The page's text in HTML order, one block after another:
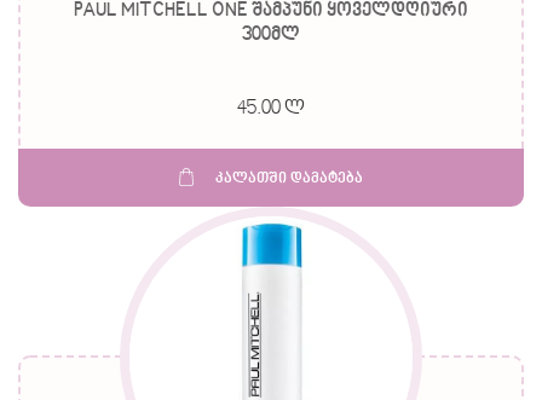
PAUL MITCHELL ONE შამპუნი ყოველდღიური
300მლ
45.00 ლ
კალათში დამატება